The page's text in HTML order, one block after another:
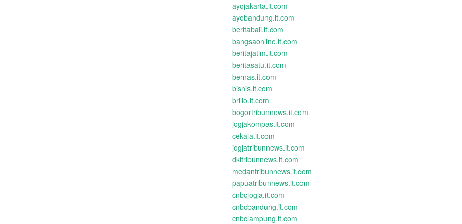
ayojakarta.it.com
ayobandung.it.com
beritabali.it.com
bangsaonline.it.com
beritajatim.it.com
beritasatu.it.com
bernas.it.com
bisnis.it.com
brilio.it.com
bogortribunnews.it.com
jogjakompas.it.com
cekaja.it.com
jogjatribunnews.it.com
dkitribunnews.it.com
medantribunnews.it.com
papuatribunnews.it.com
cnbcjogja.it.com
cnbcbandung.it.com
cnbclampung.it.com